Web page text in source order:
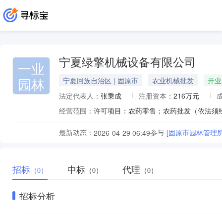
一业
园林
宁夏绿擎机械设备有限公司
宁夏回族自治区 | 固原市 农业机械批发
开业
法定代表人： 张秉成 注册资本： 216万元
经营范围：
最新动态： 2026-04-29 06:49参与 [固原市园林管理
招标 （0） 中标 （0） 代理 （0）
招标分析